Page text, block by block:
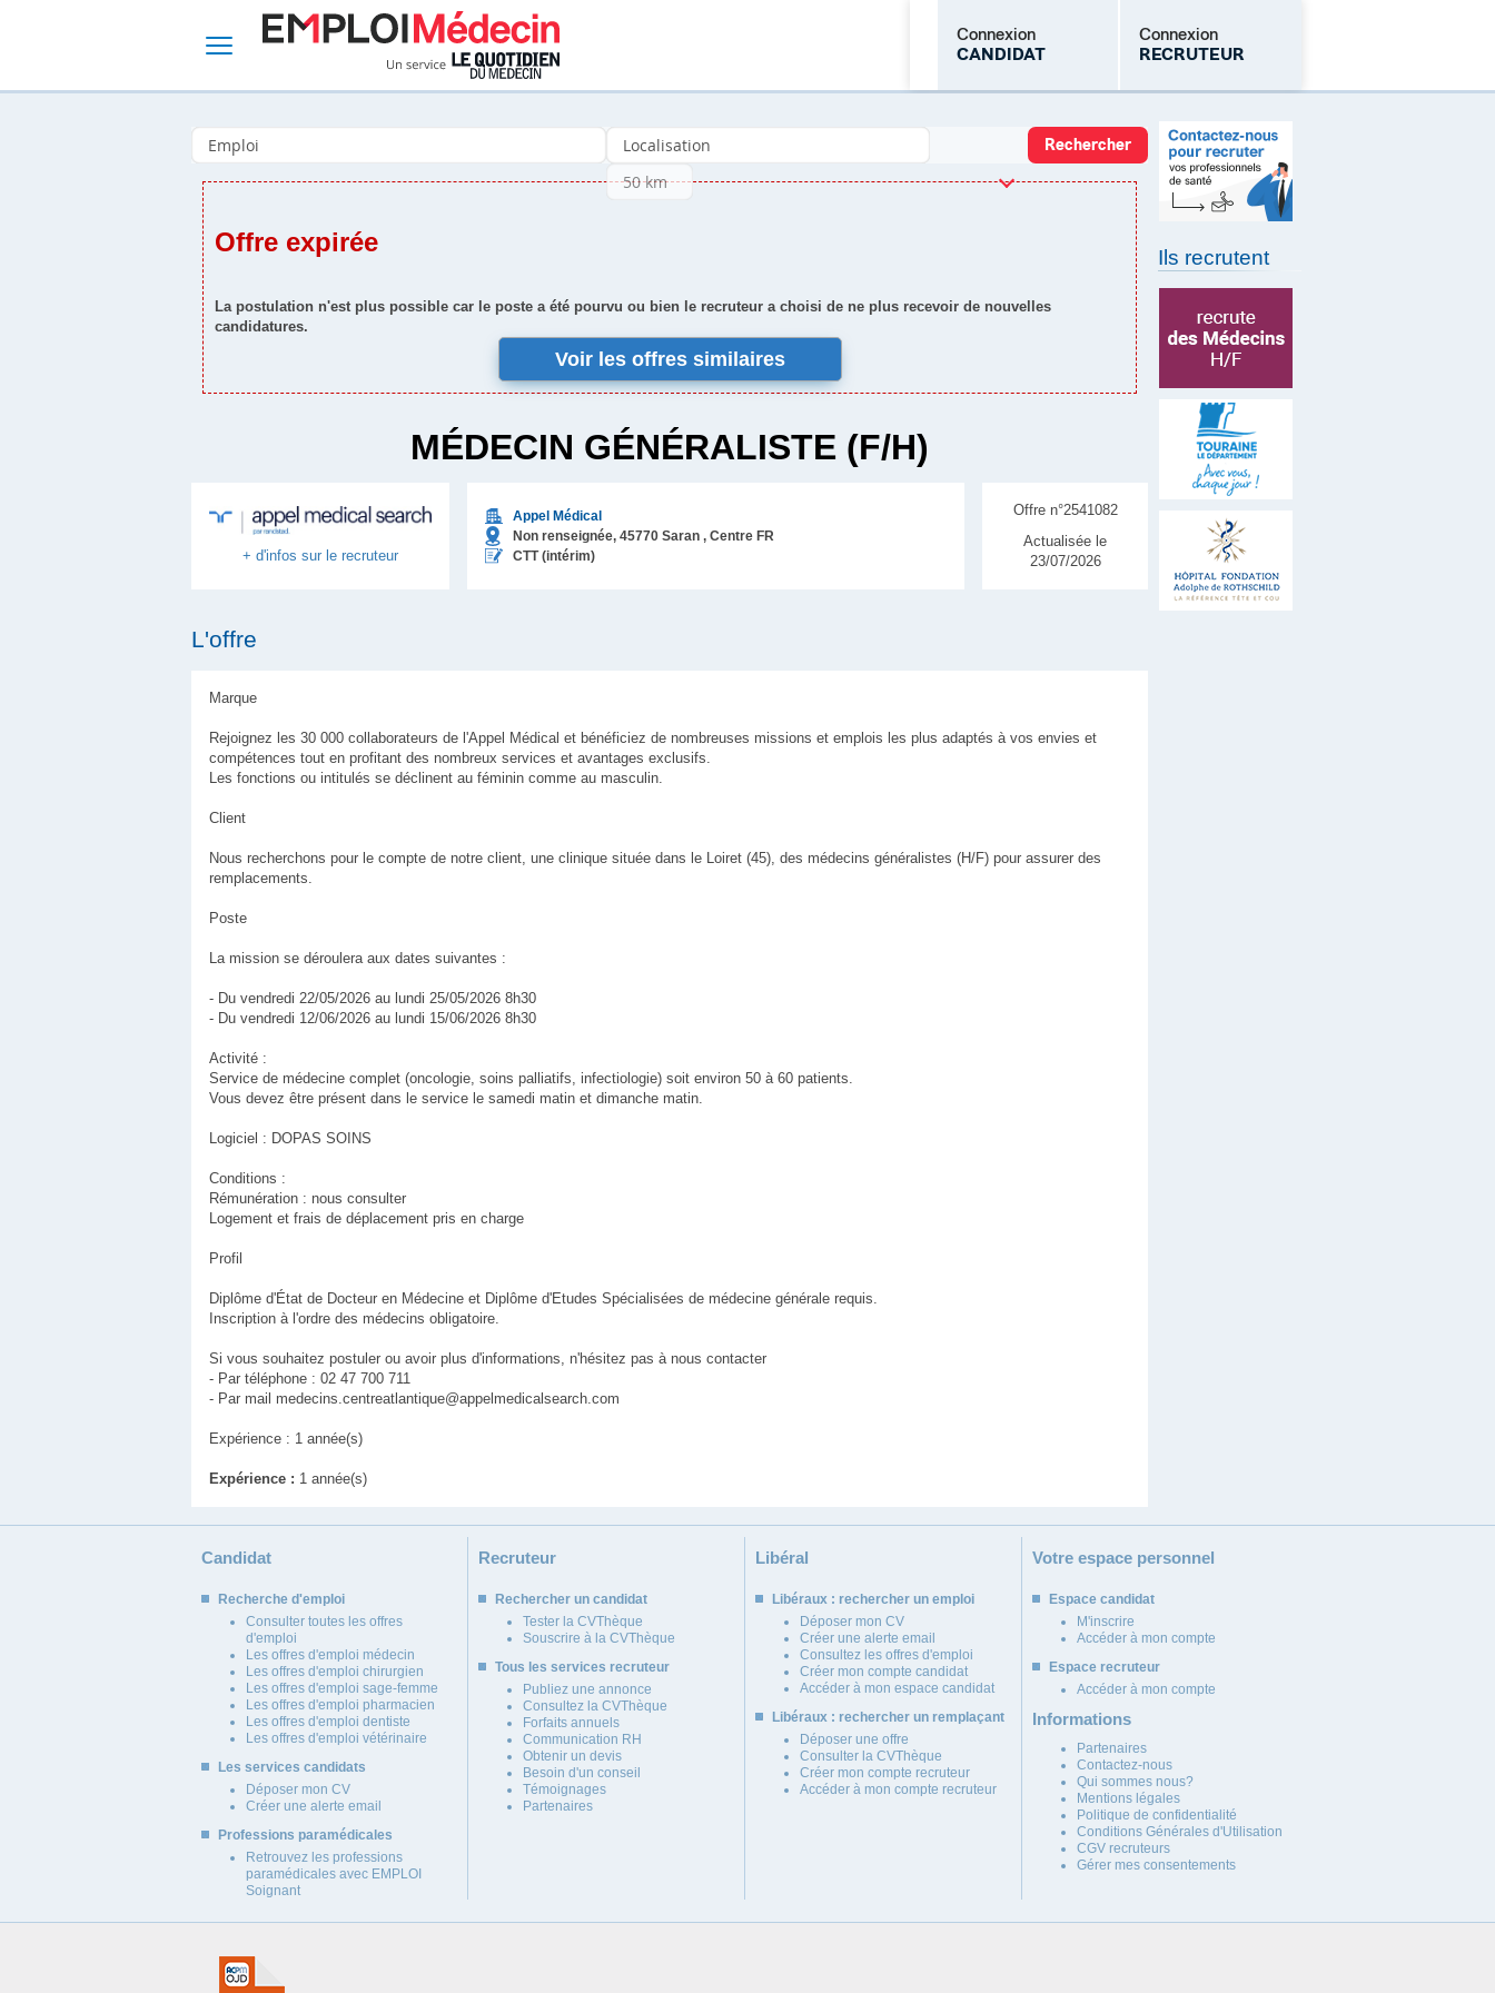
Connexion
CANDIDAT
Connexion
RECRUTEUR
Mot de passe oublié
Offre expirée
La postulation n'est plus possible car le poste a été pourvu ou bien le recruteur a choisi de ne plus recevoir de nouvelles
candidatures.
Voir les offres similaires
MÉDECIN GÉNÉRALISTE (F/H)
+ d'infos sur le recruteur
Appel Médical
Non renseignée, 45770 Saran , Centre FR
CTT (intérim)
Offre n°2541082
Actualisée le
23/07/2026
L'offre
Marque
Rejoignez les 30 000 collaborateurs de l'Appel Médical et bénéficiez de nombreuses missions et emplois les plus adaptés à vos envies et
compétences tout en profitant des nombreux services et avantages exclusifs.
Les fonctions ou intitulés se déclinent au féminin comme au masculin.
Client
Nous recherchons pour le compte de notre client, une clinique située dans le Loiret (45), des médecins généralistes (H/F) pour assurer des
remplacements.
Poste
La mission se déroulera aux dates suivantes :
- Du vendredi 22/05/2026 au lundi 25/05/2026 8h30
- Du vendredi 12/06/2026 au lundi 15/06/2026 8h30
Activité :
Service de médecine complet (oncologie, soins palliatifs, infectiologie) soit environ 50 à 60 patients.
Vous devez être présent dans le service le samedi matin et dimanche matin.
Logiciel : DOPAS SOINS
Conditions :
Rémunération : nous consulter
Logement et frais de déplacement pris en charge
Profil
Diplôme d'État de Docteur en Médecine et Diplôme d'Etudes Spécialisées de médecine générale requis.
Inscription à l'ordre des médecins obligatoire.
Si vous souhaitez postuler ou avoir plus d'informations, n'hésitez pas à nous contacter
- Par téléphone : 02 47 700 711
- Par mail medecins.centreatlantique@appelmedicalsearch.com
Expérience : 1 année(s)
Expérience : 1 année(s)
Ils recrutent
Candidat
Recherche d'emploi
Consulter toutes les offres
d'emploi
Les offres d'emploi médecin
Les offres d'emploi chirurgien
Les offres d'emploi sage-femme
Les offres d'emploi pharmacien
Les offres d'emploi dentiste
Les offres d'emploi vétérinaire
Les services candidats
Déposer mon CV
Créer une alerte email
Professions paramédicales
Retrouvez les professions
paramédicales avec EMPLOI
Soignant
Recruteur
Rechercher un candidat
Tester la CVThèque
Souscrire à la CVThèque
Tous les services recruteur
Publiez une annonce
Consultez la CVThèque
Forfaits annuels
Communication RH
Obtenir un devis
Besoin d'un conseil
Témoignages
Partenaires
Libéral
Libéraux : rechercher un emploi
Déposer mon CV
Créer une alerte email
Consultez les offres d'emploi
Créer mon compte candidat
Accéder à mon espace candidat
Libéraux : rechercher un remplaçant
Déposer une offre
Consulter la CVThèque
Créer mon compte recruteur
Accéder à mon compte recruteur
Votre espace personnel
Espace candidat
M'inscrire
Accéder à mon compte
Espace recruteur
Accéder à mon compte
Informations
Partenaires
Contactez-nous
Qui sommes nous?
Mentions légales
Politique de confidentialité
Conditions Générales d'Utilisation
CGV recruteurs
Gérer mes consentements